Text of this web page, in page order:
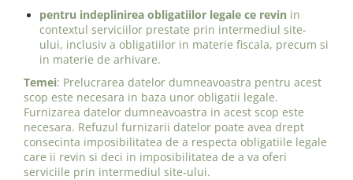
pentru indeplinirea obligatiilor legale ce revin in
contextul serviciilor prestate prin intermediul site-
ului, inclusiv a obligatiilor in materie fiscala, precum si
in materie de arhivare.
Temei: Prelucrarea datelor dumneavoastra pentru acest
scop este necesara in baza unor obligatii legale.
Furnizarea datelor dumneavoastra in acest scop este
necesara. Refuzul furnizarii datelor poate avea drept
consecinta imposibilitatea de a respecta obligatiile legale
care ii revin si deci in imposibilitatea de a va oferi
serviciile prin intermediul site-ului.